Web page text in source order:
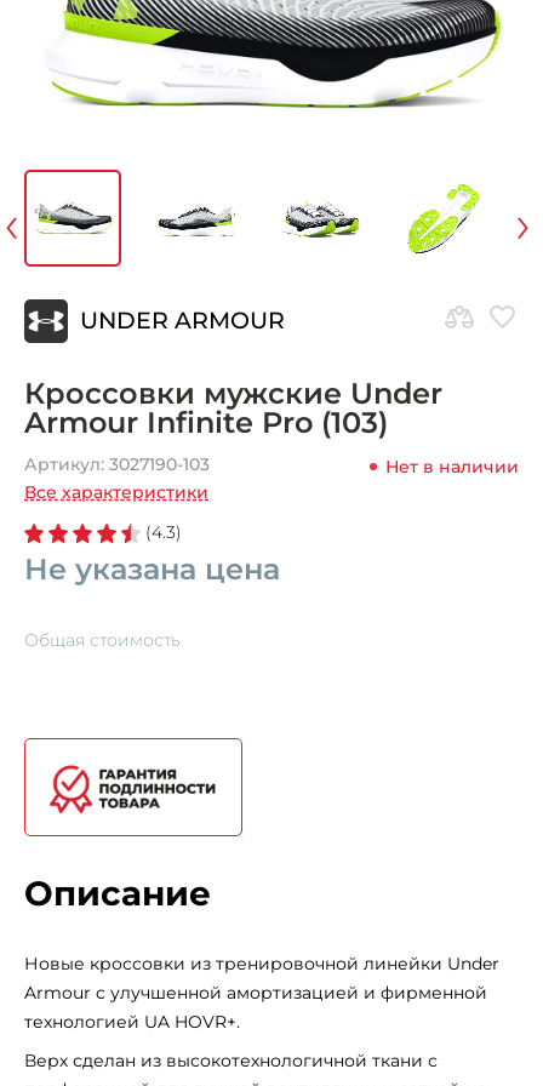
‹ ›
UNDER ARMOUR
Кроссовки мужские Under
Armour Infinite Pro (103)
Артикул: 3027190-103
Нет в наличии
Все характеристики
(4.3)
Не указана цена
Общая стоимость
Описание
Новые кроссовки из тренировочной линейки Under
Armour с улучшенной амортизацией и фирменной
технологией UA HOVR+.
Верх сделан из высокотехнологичной ткани с